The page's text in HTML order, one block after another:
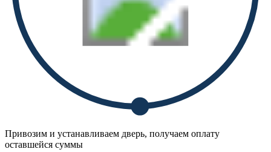
Привозим и устанавливаем дверь, получаем оплату
оставшейся суммы